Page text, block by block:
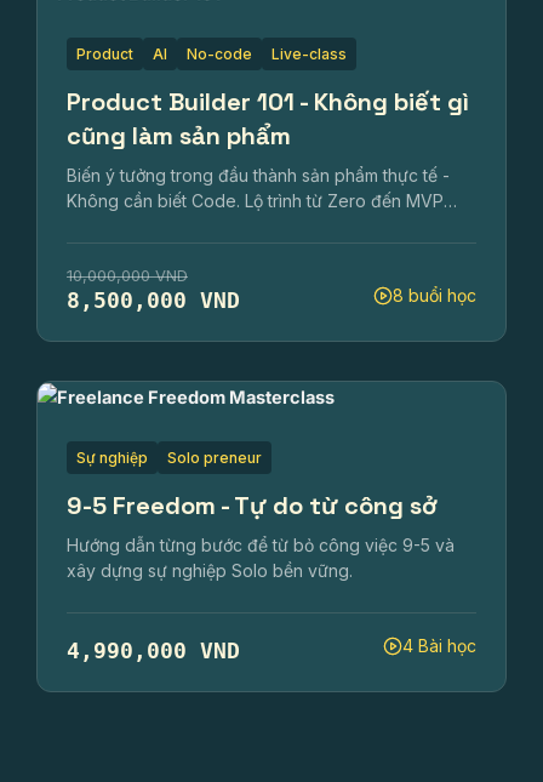
Product AI No-code Live-class
Product Builder 101 - Không biết gì
cũng làm sản phẩm
Biến ý tưởng trong đầu thành sản phẩm thực tế -
Không cần biết Code. Lộ trình từ Zero đến MVP
10,000,000 VND
8,500,000 VND 8 buổi học
Sự nghiệp Solo preneur
9-5 Freedom - Tự do từ công sở
Hướng dẫn từng bước để từ bỏ công việc 9-5 và
xây dựng sự nghiệp Solo bền vững.
4,990,000 VND 4 Bài học